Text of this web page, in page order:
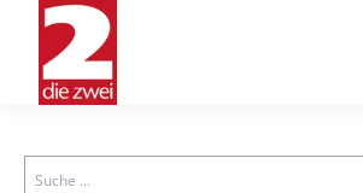
Search